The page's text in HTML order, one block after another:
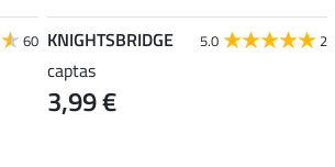
60 KNIGHTSBRIDGE 5.0 2
captas
3,99 €